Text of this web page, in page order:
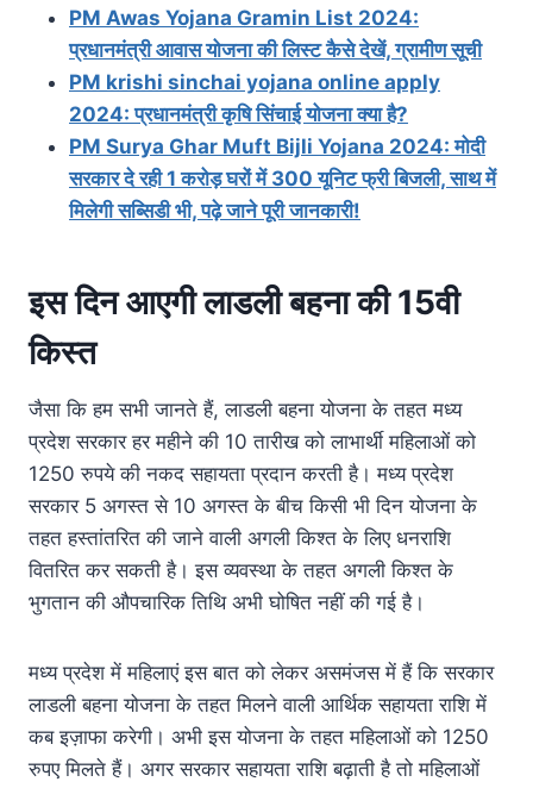
PM Awas Yojana Gramin List 2024:
प्रधानमंत्री आवास योजना की लिस्ट कैसे देखें, ग्रामीण सूची
PM krishi sinchai yojana online apply
2024: प्रधानमंत्री कृषि सिंचाई योजना क्या है?
PM Surya Ghar Muft Bijli Yojana 2024: मोदी
सरकार दे रही 1 करोड़ घरों में 300 यूनिट फ्री बिजली, साथ में
मिलेगी सब्सिडी भी, पढ़े जाने पूरी जानकारी!
इस दिन आएगी लाडली बहना की 15वी
किस्त
जैसा कि हम सभी जानते हैं, लाडली बहना योजना के तहत मध्य
प्रदेश सरकार हर महीने की 10 तारीख को लाभार्थी महिलाओं को
1250 रुपये की नकद सहायता प्रदान करती है। मध्य प्रदेश
सरकार 5 अगस्त से 10 अगस्त के बीच किसी भी दिन योजना के
तहत हस्तांतरित की जाने वाली अगली किश्त के लिए धनराशि
वितरित कर सकती है। इस व्यवस्था के तहत अगली किश्त के
भुगतान की औपचारिक तिथि अभी घोषित नहीं की गई है।
मध्य प्रदेश में महिलाएं इस बात को लेकर असमंजस में हैं कि सरकार
लाडली बहना योजना के तहत मिलने वाली आर्थिक सहायता राशि में
कब इज़ाफा करेगी। अभी इस योजना के तहत महिलाओं को 1250
रुपए मिलते हैं। अगर सरकार सहायता राशि बढ़ाती है तो महिलाओं